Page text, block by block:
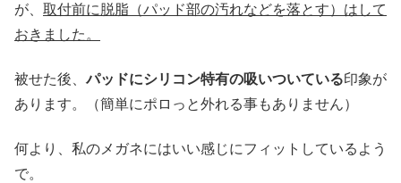
が、 取付前に脱脂（パッド部の汚れなどを落とす）はして
おきました。
被せた後、パッドにシリコン特有の吸いついている印象が
あります。（簡単にポロっと外れる事もありません）
何より、私のメガネにはいい感じにフィットしているよう
で。